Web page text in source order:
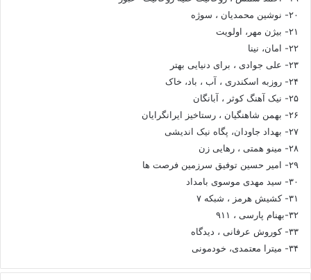
۲۰- نوشین محمدیان ، سوژه
۲۱- بیژن مهر، اولویت
۲۲- امان، نینا
۲۳- علی جوادی ، برای دنیایی بهتر
۲۴- روزبه اسکندری ، آب ، باد، خاک
۲۵- نیک آهنگ کوثر ، آبانگان
۲۶- بهمن شاهنگیان ، رستاخیز ایرانگرایان
۲۷- بهداد جاودان، پگاه نیک اندیشی
۲۸- مینو همتی ، رهایی زن
۲۹- امیر حسین توفیق سرزمین فرصت ها
۳۰- سید مهدی موسوی بامداد
۳۱- کشیش هرمز ، شبکه ۷
۳۲-بهنام پارسی ، ۹۱۱
۳۳- کوروش عرفانی ، دیدگاه
۳۴- میترا معتمدی، خودمونی